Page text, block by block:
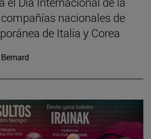
nacionales de
de Italia y Corea